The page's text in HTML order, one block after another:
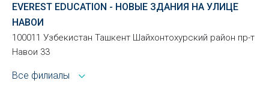
EVEREST EDUCATION - НОВЫЕ ЗДАНИЯ НА УЛИЦЕ
НАВОИ
100011 Узбекистан Ташкент Шайхонтохурский район пр-т
Навои 33
Все филиалы